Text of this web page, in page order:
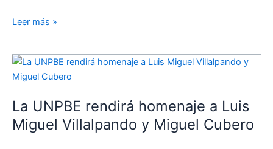
Leer más »
La UNPBE rendirá homenaje a Luis
Miguel Villalpando y Miguel Cubero
La
UNPBE
homenaje
a